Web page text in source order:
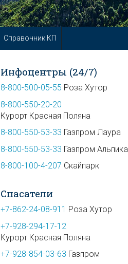
Справочник КП
Инфоцентры (24/7)
8-800-500-05-55 Роза Хутор
8-800-550-20-20
Курорт Красная Поляна
8-800-550-53-33 Газпром Лаура
8-800-550-53-33 Газпром Альпика
8-800-100-4-207 Скайпарк
Спасатели
+7-862-24-08-911 Роза Хутор
+7-928-294-17-12
Курорт Красная Поляна
+7-928-854-03-63 Газпром